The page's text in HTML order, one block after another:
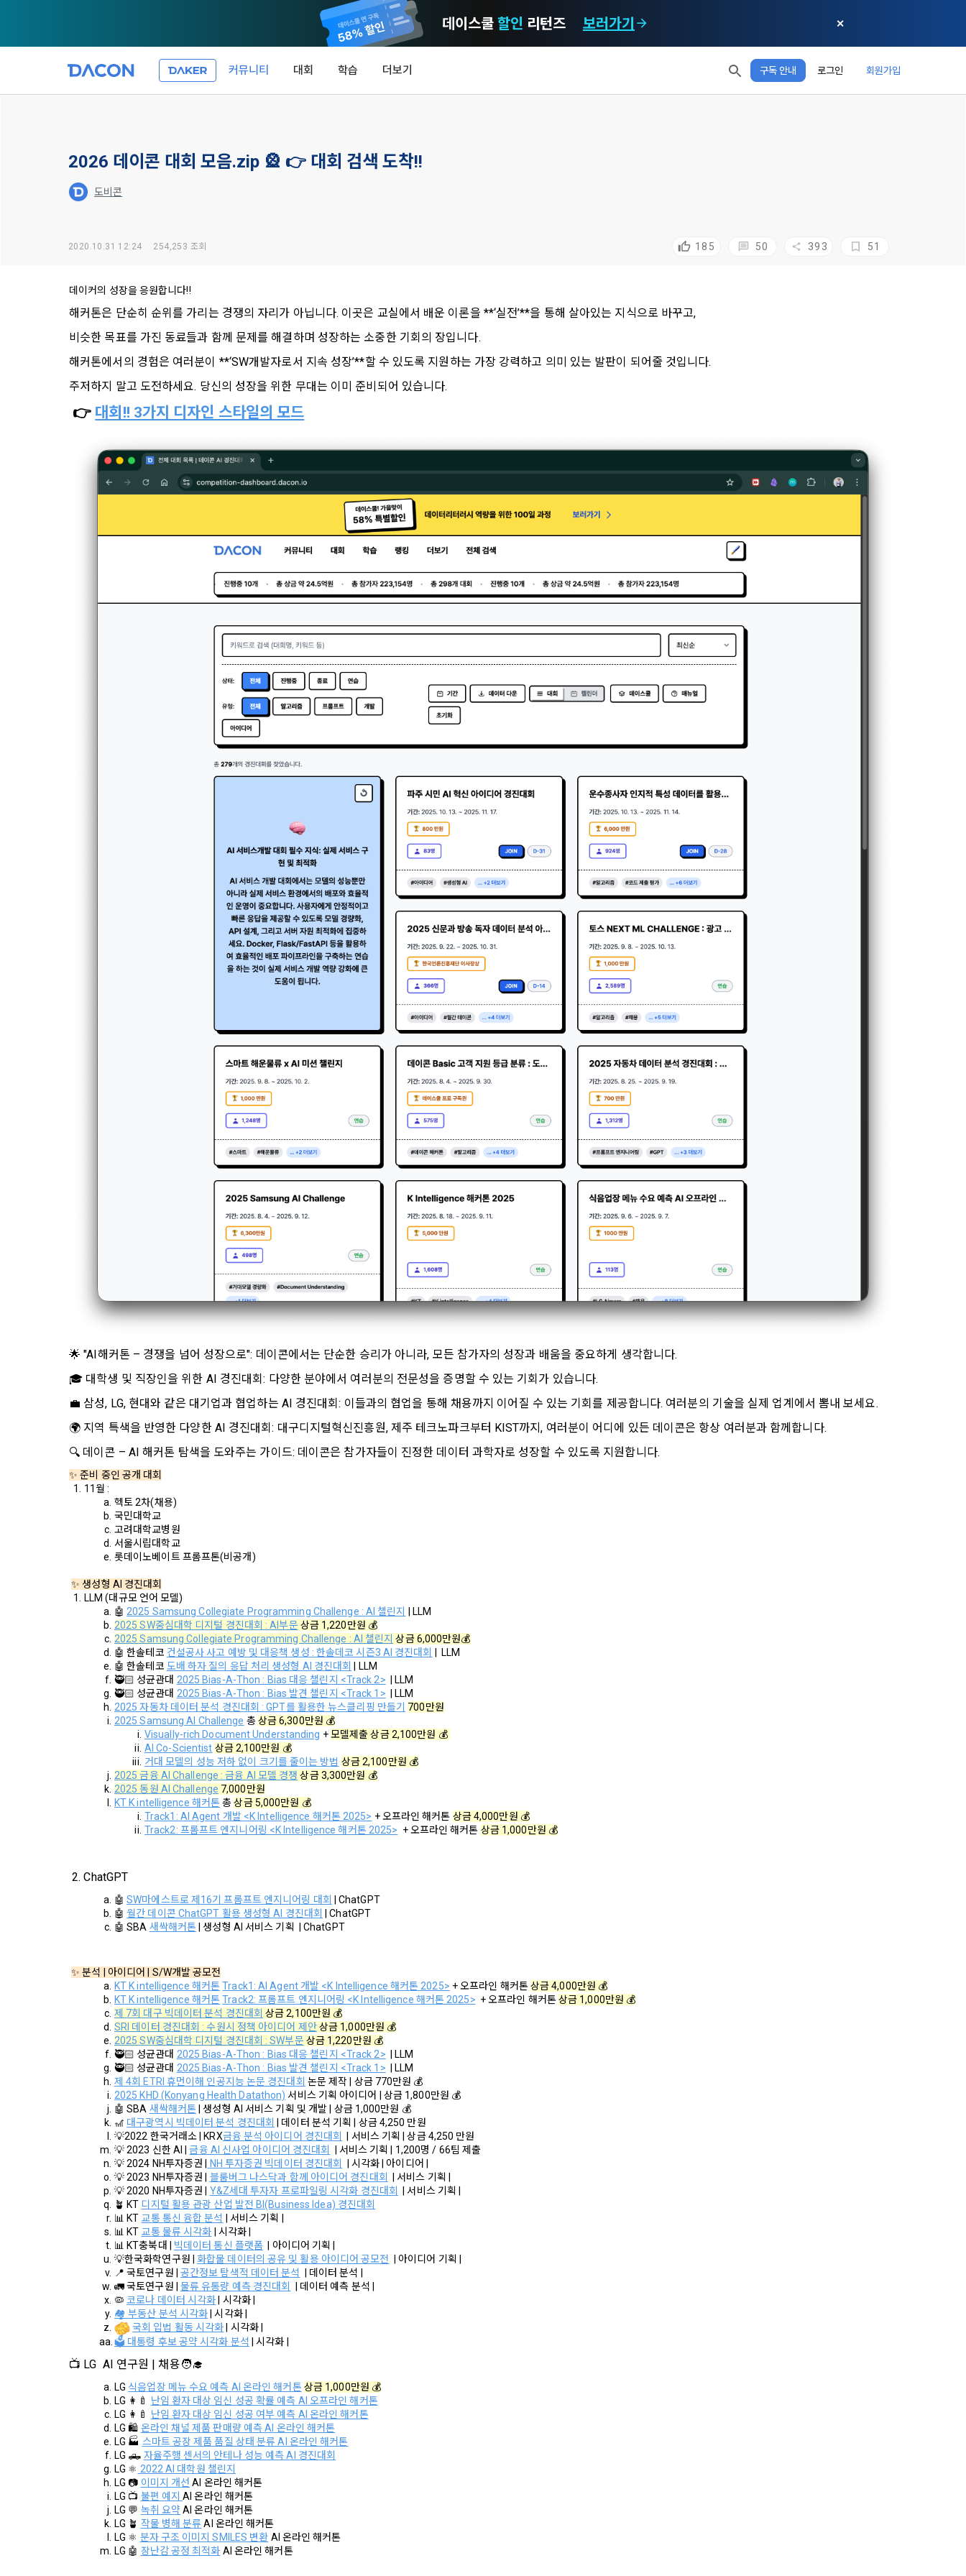
데이스쿨 할인 리턴즈 보러가기 ✕
커뮤니티 대회 학습 더보기 구독 안내 로그인 회원가입
0
아직 데이콘 계정이 없나요?
메일 인증 필요
시 보내시겠습니까?
[데이콘] 회원가입 인증메일
을 위한 필수 절차입니다. 아래 이메일을 인증하여 회원가입 절
차를 완료하여 주시기 바랍니다.
이용약관
이든 본 서비스를 사용한다는 것은 “회원”이 본 약관의 전부에 동의한다는 것을 의미하며 본 약관은
“회원”이 서비스를 사용하는 동안 계속 유효하다. 본 약관은 저작권 분쟁 정책의 조항을 포함한다.
1."사이트"라 함은 "회사"가 서비스를 "회원"에게 제공하기 위하여 컴퓨터 등 정보 통신 설비를 이용하
2. "서비스"라 함은 “대회”, “교육”, “인재풀 등록” 등 사이트에서 제공하는 모든 서비스를 말한다. 그 외
"회사"가 운영하는 사이트를 통해 개인이 등록한 자료를 DB화하여 각각의 목적에 맞게 분류, 가공, 집
계하여 정보를 제공하는 서비스를 포함한다.
3. "개인회원"이라 함은 서비스를 이용하기 위하여 이 약관에 동의하고 "회사"와 이용 계약을 체결한 개
인을 말한다.
4. “인재회원”이라 함은 “데이콘 인재풀 서비스”를 이용하기 위하여 본인의 개인정보와 프로젝트, 코드
등을 공유한 자로서, 채용 의뢰 “기업회원”에게 개인정보, 프로젝트, 코드 등을 제공하는 것에 동의한
5. “기업회원”이라 함은 “회사”에 대회의 주최를 의뢰하거나, 채용 의뢰 서비스 등을 이용하기 위해 “회
사”와 일정 계약을 한 개인 또는 법인을 말한다.
6. “해커톤”이라 함은 “회사”가 “사이트”에 출제한 문제에 “개인회원”이 AI 코드를 제출하고, “회사”는
이를 평가하여 우수작을 선정하는 제반 행위를 말한다.
7. “대회"라 함은 “기업회원”이 인력을 채용하거나 또는 솔루션을 크라우드소싱하기 위하여 “회사"에
의뢰하는 경연대회 또는 해커톤, AI해커톤, AI경진대회 등을 말한다.
8. “교육”이라 함은 “회사”가  제공하는 교육컨텐츠를 포함한 온라인/오프라인 교육서비스를 말한다.
9. "아이디"라 함은 회원의 식별과 회원의 서비스 이용을 위하여 "회원"이 가입 시 사용한 이메일 주소
10. "비밀번호"라 함은 "회사"의 서비스를 이용하려는 사람이 아이디를 부여받은 자와 동일인임을 확인
하고 "회원"의 권익을 보호하기 위하여 "회원"이 선정한 문자와 숫자의 조합 또는 이와 동일한 용도로
쓰이는 “사이트”에서 자동 생성된 인증코드를 말한다.
제 3 조 (효력의 발생 및 변경)
본 약관은 온라인을 통하여 “회원”에게 공시함으로써 효력을 발생한다.
1. "회사"는 이 약관의 내용과 상호, 영업소 소재지, 대표자의 성명, 사업자등록번호, 연락처 등을 "회
원"이 알 수 있도록 초기 화면에 게시하거나 기타의 방법으로 "회원"에게 공지해야 한다.
2. "회사"는 약관의규제등에관한법률, 전기통신기본법, 전기통신사업법, 정보통신망이용촉진등에관한
법률, 전자상거래 등에서의 소비자보호에 관한 법률, 전자문서 및 전자거래기본법, 전자금융거래법, 전
자서명법, 소비자기본법, 개인정보보호법 등 관련법을 위배하지 않는 범위에서 이 약관을 개정할 수 있
3. "회사"는 "서비스"에 대해 별도의 이용약관 또는 정책(이하 “별도약관”)을 둘 수 있으며, 그 내용이 이
약관과 충돌하는 경우 “별도약관”이 우선하여 적용된다.
4. “회사”의 영업상 중요한 사유 또는 관계 법령에 의한 변경사유가 있을 때, 약관을 변경할 수 있으며,
약관을 개정할 경우에는 적용일자 및 개정사유를 명시하여 현행 약관과 함께 “회사” 홈페이지의 공지
게시판에 그 적용일자 7일 이전부터 적용일자 전일까지 공지한다.
5. '회사' 약관의 조항에 따른 정책을 제정 및 변경할 권리를 가지며, 정책 또한 개정될 시에는 적용일자
와 개정사유를 명시하여 “회사” 홈페이지의 공지게시판에 그 적용일자 7일 이전부터 적용일자 전일까
지 공지한다.
부의사를 표명할 수 있다. "회원"이 거부하는 경우 본 서비스 제공자인 "회사"는 15일의 기간을 정하여
"회원"에게 사전 통지 후 당해 "회원"과의 계약을 해지할 수 있다. 만약, "회원"이 거부의사를 표시하지
않거나, 전항에 따라 시행일 이후에 "서비스"를 이용하는 경우에는 동의한 것으로 간주한다.
제 4 조 (약관의 해석)
1. 이 약관에서 규정하지 않은 사항에 관해서는 약관의규제등에관한법률, 전기통신기본법, 전기통신사
업법, 정보통신망이용촉진등에관한법률, 전자상거래 등에서의 소비자보호에 관한 법률, 전자문서 및
전자거래기본법, 전자금융거래법, 전자서명법, 소비자기본법 등의 관계법령에 따른다.
2. "회원"이 "회사"와 개별 계약을 체결하여 서비스를 이용하는 경우에는 개별 계약이 우선한다.
1. "회원"이 이용신청(회원가입 신청) 작성 후에 "회사"가 웹 상의 안내를 "회원"에게 통지함으로써 이용
2. “회사”는 "회사"의 ‘데이콘 인재풀 등록’ 서비스를 이용하고자 하는 자가 본 약관과 개인정보취급방
침을 읽고 이에 대하여 "동의" 또는 "제출하기" 버튼을 누르는 경우 이를 서비스 이용에 대한 신청으로
간주한다.
3. 제2항 신청에 있어 "회사"는 "회원"의 종류에 따라 전문기관을 통한 실명확인 및 본인인증을 요청할
4. 페이스북 등 외부서비스와의 연동을 통해 이용계약을 신청할 경우, 본 약관과 개인정보취급방침, 서
비스 제공을 위해 “회사”가 “회원”의 외부 서비스 계정 정보 접근 및 활용에 “동의” 또는 “확인”버튼을
5. “회원”은 이용계약 성립 후, 당사의 동의 없이 임의로 회원 ID를 변경할 수 없다.
6. 약관 및 실정법 위반 시 “회원”의 서비스 이용 제약이 생길 수 있다.
제 7 조 (서비스의 내용과 이용)
1. "회사"는 제2조 제2항에서 정한 서비스를 제공하며 그 예시 서비스 내용은 다음 각 호와 같다.
가. 대회
나. 교육
다. 인재풀 등록 서비스
라. 커리어 개발과 대회와 관련된 교육 제반 서비스
마. 기타 "회사"가 추가 개발하거나 제휴계약 등을 통해 "회원"에게 제공하는 일체의 서비스
2. "회사"는 필요한 경우 서비스의 내용을 추가 또는 변경할 수 있다. 단, 이 경우 "회사"는 추가 또는 변
3. 서비스의 이용은 “회사”의 업무상 또는 기술상 특별한 지장이 없는 한 연중무휴, 1년 24시간 서비스
하는 것을 원칙으로 한다. 단, 시스템 정기점검 등의 필요로 인하여 “회사”가 정한 날 또는 시간과 불가
1. “회사”는 “인재회원”이 ‘데이콘 인재풀’에 등록 시 제공한 개인정보는 별도의 가공이나 수정 없이 “기
업회원”(채용 의뢰 기업)에게 제공한다.
3. "회사"는 안정적인 서비스를 제공하기 위해 테스트 및 모니터링 용도로 "사이트" 운영자가 ‘데이콘
인재풀 등록’ 정보를 열람하도록 할 수 있다.
제 9 조 (구매신청 및 개인정보 제공 동의 등)
1. “회원”은 “사이트” 상에서 다음 또는 이와 유사한 방법에 의하여 구매를 신청하며, “회사”는 이용자가
구매 신청을 함에 있어서 다음의 각 내용을 알기 쉽게 제공하여야 한다.
가. 재화 및 서비스 등의 검색 및 선택
나. 회원의 성명, 주소, 전화번호, 전자우편주소(또는 이동전화번호) 등의 입력
다. 약관 내용, 청약철회권이 제한되는 서비스 등 비용 부담과 관련한 내용에 대한 확인
라. 이 약관에 동의하고 위 다.호의 사항을 확인하거나 거부하는 표시(예, 마우스 클릭)
마. 재화 및 서비스 등의 구매 신청 및 이에 관한 확인 또는 “사이트”의 확인에 대한 동의
2. “사이트”가 제3자에게 구매자 개인정보를 제공할 필요가 있는 경우 1)개인정보를 제공받는 자, 2)개
인정보를 제공받는 자의 개인정보 이용 목적, 3)제공하는 개인정보의 항목, 4)개인정보를 제공받는 자
의 개인정보 보유 및 이용 기간을 구매자에게 알리고 동의를 받아야 한다. (동의를 받은 사항이 변경되
한다. (동의를 받은 사항이 변경되는 경우에도 같다.) 다만, 서비스 제공에 관한 계약 이행을 위해 필요
서 정하고 있는 방법으로 개인정보 취급방침을 통해 알림으로써 고지 절차와 동의 절차를 거치지 아니
한다.
제 10 조 (계약의 성립)
1. “사이트”는 제9조와 같은 구매 신청에 대하여 다음 각 호에 해당하면 승낙하지 않을 수 있다. 다만,
나. 기타 구매 신청에 승낙하는 것이 “사이트” 기술상 현저히 지장이 있다고 판단하는 경우
2. “사이트”의 승낙이 제12조 제1항의 수신 확인통지형태로 이용자에게 도달한 시점에 계약이 성립한
개인정보 처리방침
데이콘은 이용자 개인정보 보호를 여러 경영요소 가운데 최우선의 가치로 두고 있습니다. 데이콘주
정보주체로서 이용자는 자신의 개인정보에 대해 어떤 권리를 가지고 있으며, 이를 어떤 방법과 절차로
위해 어떤 권리를 행사할 수 있는지도 함께 안내합니다.
개인정보 침해사고가 발생하는 경우, 추가적인 피해를 예방하고 이미 발생한 피해를 복구하기 위해 누
그 무엇보다도, 개인정보와 관련하여 데이콘과 이용자 간의 권리 및 의무 관계를 규정하여 이용자의
‘개인정보자기결정권’을 보장하는 수단이 됩니다.
2. 개인정보의 수집 및 이용목적
데이콘 주식회사(이하 “회사”)는 다음 목적을 위하여 개인정보를 수집하고 있으며, 다음 목적 이외의
용도로는 수집한 개인정보를 이용하지 않습니다.
회원제 서비스 이용에 따른 본인확인, 본인의 의사확인, 고객문의에 대한 응답, 새로운 정보의 소개 및
고지사항 전달
2) 서비스 제공에 관한 계약 이행 및 서비스 제공에 따른 요금정산
본인인증, 채용정보 매칭 및 컨텐츠 제공을 위한 개인식별, 회원 간의 상호 연락, 구매 및 요금 결제, 물
3) 서비스 개발 및 마케팅ㆍ광고 활용
맞춤 서비스 제공, 서비스 안내 및 이용권유, 서비스 개선 및 신규 서비스 개발을 위한 통계 및 접속빈도
파악, 통계학적 특성에 따른 광고, 이벤트 정보 및 참여기회 제공
4) 고용 및 취업동향 파악을 위한 통계학적 분석, 서비스 고도화를 위한 데이터 분석
3. 수집하는 개인정보 항목 및 수집방법
가. 수집하는 개인정보의 항목
1) 회원가입 시 수집하는 항목
필수 항목 : 아이디, 비밀번호, 이름, 닉네임, 이메일
선택 항목 : 휴대폰번호, 생년월일, 국가, 직업
보 수집이 발생할 수 있습니다. 추가로 개인정보를 수집할 경우에는 해당 개인정보 수집 시점에서 이용
자에게 ‘수집하는 개인정보 항목, 개인정보의 수집 및 이용목적, 개인정보의 보관기간’에 대해 안내 드
리고 동의를 받습니다.
2) 데이콘 인재풀 등록 시 수집하는 항목
필수 항목: 이름, 이메일, 핸드폰 번호, 경력, 신입/경력 해당 사항 여부, 사용 가능한 프로그래밍 언어 및
사용 경험, 프로젝트 또는 대회 코드 링크1개, 구직 의향, 희망근무지역
선택 항목: 프로젝트 또는 대회 코드 링크(추가분), 기타 수상 경력, 개인 운영 사이트 링크(GitHub,
Linkedin 등) ,영상, ppt
3) 모바일 서비스 이용 시 수집되는 항목
모바일 서비스의 특성상 단말기 모델 정보가 수집될 수 있으나, 이는 개인을 식별할 수 없는 형태입니
다.
4) 보상금 지급 시 수집하는 항목
5) 채용 합격 시, 기업의 요금 산정을 위한 수집 항목
필수항목: 합격자의 연봉정보
2) 데이콘 인재풀 등록, 기업 요금 정산, 이벤트 응모, 고객센터 문의 등의 방법으로 수집
3) 운영자를 통한 문의 과정에서 웹페이지, 메일, 팩스, 전화 등을 통해 이용자의 개인정보가 수집
4) 오프라인에서 진행되는 이벤트, 세미나, 시상식 등에서 서면을 통해 개인정보가 수집
5) 데이콘과 제휴한 외부 기업이나 단체로부터 개인정보를 제공받을 수 있으며, 이러한 경우에는 정보
통신망법에 따라 제휴사에서 이용자에게 개인정보 제공 동의 등을 받은 후에 데이콘에 제공합니다.
6) 기기정보와 같은 생성정보는 PC웹, 모바일 웹/앱 이용 과정에서 자동으로 생성되어 수집될 수 있습
니다.
데이콘 및 데이콘 관련 제반 서비스(모바일 웹/앱 포함)의 회원관리, 서비스 개발·제공 및 향상, 안전한
인터넷 이용환경 구축 등 아래의 목적으로만 개인정보를 이용합니다.
콘텐츠 등 기존 서비스 제공(광고 포함)에 더하여, 인구통계학적 분석, 서비스 방문 및 이용기록의 분
석, 개인정보 및 관심에 기반한 이용자간 관계의 형성, 지인 및 관심사 등에 기반한 맞춤형 서비스 제공
등 신규 서비스 요소의 발굴 및 기존 서비스 개선 등을 위하여 개인정보를 이용합니다.
법령 및 데이콘 이용약관을 위반하는 회원에 대한 이용 제한 조치, 부정 이용 행위를 포함하여 서비스
의 원활한 운영에 지장을 주는 행위에 대한 방지 및 제재, 계정도용 및 부정거래 방지, 약관 개정 등의
고지사항 전달, 분쟁조정을 위한 기록 보존, 민원처리 등 이용자 보호 및 서비스 운영을 위하여 개인정
보를 이용합니다.
유료 서비스 제공에 따르는 본인인증, 구매 및 요금 결제, 상품 및 서비스의 배송을 위하여 개인정보를
이용합니다.
이벤트 정보 및 참여기회 제공, 광고성 정보 제공 등 마케팅 및 프로모션 목적으로 개인정보를 이용합
니다.
5. 개인정보의 제공 및 처리위탁 및 국외이전
“회사”는 원칙적으로 이용자 동의 없이 개인정보를 외부에 제공하지 않습니다.
정보 제출 의무가 발생한 경우, 이용자의 생명이나 안전에 급박한 위험이 확인되어 이를 해소하기 위한
경우에 한하여 개인정보를 제공하고 있습니다.
마케팅 정보 수신 동의
등의 광고성 정보를 전자우편이나
에 제한되지 않습니다.
단, 할인, 이벤트 및 이용자 맞춤형 상품 추천 등의 마케팅 정보 안내 서비스가 제한됩니다.
DACON에서 제공하는 마케팅 정보를 원하지 않을 경우 ‘홈>계정관리 페이지의 하단 마케팅(대회 진
행, 교육 등) 정보 수신 동의(선택)’에서 철회를 요청할 수 있습니다.
또한 향후 마케팅 활용에 새롭게 동의하고자 하는 경우에는 ‘홈>계정관리 페이지의 하단 마케팅(대회
진행, 교육 등) 정보 수신 동의(선택)’에서 동의하실 수 있습니다.
2021.05.25
2026 데이콘 대회 모음.zip 🎡 👉 대회 검색 도착!!
도비콘
2020.10.31 12:24 254,253 조회 185 50 393 51
데이커의 성장을 응원합니다!!
해커톤은 단순히 순위를 가리는 경쟁의 자리가 아닙니다. 이곳은 교실에서 배운 이론을 **‘실전’**을 통해 살아있는 지식으로 바꾸고,
비슷한 목표를 가진 동료들과 함께 문제를 해결하며 성장하는 소중한 기회의 장입니다.
해커톤에서의 경험은 여러분이 **‘SW개발자로서 지속 성장’**할 수 있도록 지원하는 가장 강력하고 의미 있는 발판이 되어줄 것입니다.
주저하지 말고 도전하세요. 당신의 성장을 위한 무대는 이미 준비되어 있습니다.
👉 대회!! 3가지 디자인 스타일의 모드
🌟 "AI해커톤 – 경쟁을 넘어 성장으로": 데이콘에서는 단순한 승리가 아니라, 모든 참가자의 성장과 배움을 중요하게 생각합니다.
🎓 대학생 및 직장인을 위한 AI 경진대회: 다양한 분야에서 여러분의 전문성을 증명할 수 있는 기회가 있습니다.
💼 삼성, LG, 현대와 같은 대기업과 협업하는 AI 경진대회: 이들과의 협업을 통해 채용까지 이어질 수 있는 기회를 제공합니다. 여러분의 기술을 실제 업계에서 뽐내 보세요.
🌍 지역 특색을 반영한 다양한 AI 경진대회: 대구디지털혁신진흥원, 제주 테크노파크부터 KIST까지, 여러분이 어디에 있든 데이콘은 항상 여러분과 함께합니다.
🔍 데이콘 – AI 해커톤 탐색을 도와주는 가이드: 데이콘은 참가자들이 진정한 데이터 과학자로 성장할 수 있도록 지원합니다.
✨ 준비 중인 공개 대회
11월 :
헥토 2차(채용)
국민대학교
고려대학교병원
서울시립대학교
롯데이노베이트 프롬프톤(비공개)
✨ 생성형 AI 경진대회
LLM (대규모 언어 모델)
🤖 2025 Samsung Collegiate Programming Challenge : AI 챌린지
| LLM
2025 SW중심대학 디지털 경진대회 : AI부문 상금 1,220만원 💰
2025 Samsung Collegiate Programming Challenge : AI 챌린지 상금 6,000만원💰
🤖 한솔테코 건설공사 사고 예방 및 대응책 생성 : 한솔데코 시즌3 AI 경진대회
|  LLM
🤖 한솔테코 도배 하자 질의 응답 처리 생성형 AI 경진대회
| LLM
🥷🏻 성균관대 2025 Bias-A-Thon : Bias 대응 챌린지 <Track 2> | LLM
🥷🏻 성균관대 2025 Bias-A-Thon : Bias 발견 챌린지 <Track 1> | LLM
2025 자동차 데이터 분석 경진대회 : GPT를 활용한 뉴스클리핑 만들기 700만원
2025 Samsung AI Challenge 총 상금 6,300만원 💰
Visually-rich Document Understanding + 모델제출 상금 2,100만원 💰
AI Co-Scientist 상금 2,100만원 💰
거대 모델의 성능 저하 없이 크기를 줄이는 방법 상금 2,100만원 💰
2025 금융 AI Challenge : 금융 AI 모델 경쟁 상금 3,300만원 💰
2025 동원 AI Challenge 7,000만원
KT K intelligence 해커톤 총 상금 5,000만원 💰
Track1: AI Agent 개발 <K Intelligence 해커톤 2025> + 오프라인 해커톤 상금 4,000만원 💰
Track2: 프롬프트 엔지니어링 <K Intelligence 해커톤 2025> + 오프라인 해커톤 상금 1,000만원 💰
2. ChatGPT
🤖 SW마에스트로 제16기 프롬프트 엔지니어링 대회
| ChatGPT
🤖 월간 데이콘 ChatGPT 활용 생성형 AI 경진대회
| ChatGPT
🤖 SBA 새싹해커톤 | 생성형 AI 서비스 기획  | ChatGPT
✨ 분석 | 아이디어 | S/W개발 공모전
KT K intelligence 해커톤 Track1: AI Agent 개발 <K Intelligence 해커톤 2025> + 오프라인 해커톤 상금 4,000만원 💰
KT K intelligence 해커톤 Track2: 프롬프트 엔지니어링 <K Intelligence 해커톤 2025> + 오프라인 해커톤 상금 1,000만원 💰
제 7회 대구 빅데이터 분석 경진대회 상금 2,100만원 💰
SRI 데이터 경진대회 : 수원시 정책 아이디어 제안 상금 1,000만원 💰
2025 SW중심대학 디지털 경진대회 : SW부문 상금 1,220만원 💰
🥷🏻 성균관대 2025 Bias-A-Thon : Bias 대응 챌린지 <Track 2> | LLM
🥷🏻 성균관대 2025 Bias-A-Thon : Bias 발견 챌린지 <Track 1> | LLM
제 4회 ETRI 휴먼이해 인공지능 논문 경진대회 논문 제작 | 상금 770만원 💰
2025 KHD (Konyang Health Datathon) 서비스 기획 아이디어 | 상금 1,800만원 💰
🤖 SBA 새싹해커톤 | 생성형 AI 서비스 기획 및 개발 | 상금 1,000만원 💰
🎢 대구광역시 빅데이터 분석 경진대회 | 데이터 분석 기획 | 상금 4,250 만원
💡2022 한국거래소 | KRX금융 분석 아이디어 경진대회
| 서비스 기획 | 상금 4,250 만원
💡 2023 신한 AI | 금융 AI 신사업 아이디어 경진대회 | 서비스 기획 |
1,200명 / 66팀 제출
💡 2024 NH투자증권 |
NH 투자증권 빅데이터 경진대회
| 시각화 | 아이디어 |
💡 2023 NH투자증권 | 블룸버그 나스닥과 함께 아이디어 경진대회
| 서비스 기획 |
💡 2020 NH투자증권 | Y&Z세대 투자자 프로파일링 시각화 경진대회
| 서비스 기획 |
🪴 KT 디지털 활용 관광 산업 발전 BI(Business Idea) 경진대회
📊 KT 교통 통신 융합 분석
| 서비스 기획 |
📊 KT 교통 물류 시각화
| 시각화 |
📊 KT충북대 | 빅데이터 통신 플랫폼
| 아이디어 기획 |
💡한국화학연구원 | 화합물 데이터의 공유 및 활용 아이디어 공모전
| 아이디어 기획 |
📍 국토연구원 | 공간정보 탐색적 데이터 분석
| 데이터 분석 |
🚛 국토연구원 | 물류 유통량 예측 경진대회
| 데이터 예측 분석 |
🦠 코로나 데이터 시각화
| 시각화 |
🏘️ 부동산 분석 시각화 | 시각화 |
국회 입법 활동 시각화
| 시각화 |
🗳️ 대통령 후보 공약 시각화 분석 | 시각화 |
📺 LG  AI 연구원 | 채용🧑‍🎓
LG 식음업장 메뉴 수요 예측 AI 온라인 해커톤 상금 1,000만원 💰
LG 👩‍🍼 난임 환자 대상 임신 성공 확률 예측 AI 오프라인 해커톤
LG 👩‍🍼 난임 환자 대상 임신 성공 여부 예측 AI 온라인 해커톤
LG 🛍️ 온라인 채널 제품 판매량 예측 AI 온라인 해커톤
LG 🏭 스마트 공장 제품 품질 상태 분류 AI 온라인 해커톤
LG 🛻 자율주행 센서의 안테나 성능 예측 AI 경진대회
LG ⚛️ 2022 AI 대학원 챌린지
LG 📷 이미지 개선 AI 온라인 해커톤
LG 📺 불편 예지 AI 온라인 해커톤
LG 💬 녹취 요약 AI 온라인 해커톤
LG 🪴 작물 병해 분류 AI 온라인 해커톤
LG ⚛️ 분자 구조 이미지 SMILES 변환 AI 온라인 해커톤
LG 🤖 장난감 공정 최적화 AI 온라인 해커톤